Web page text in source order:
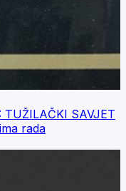
TUŽILAČKI SAVJET
rada